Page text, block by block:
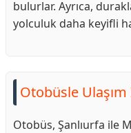
bulurlar. Ayrıca,
yolculuk daha keyifli
Otobüsle
Otobüs, Şanlıurfa ile